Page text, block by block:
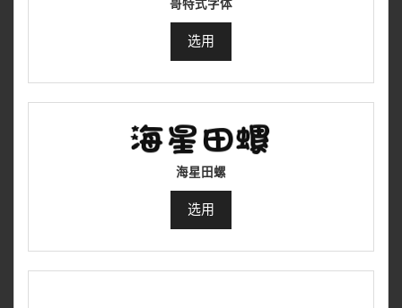
哥特式字体
选用
海星田螺
选用